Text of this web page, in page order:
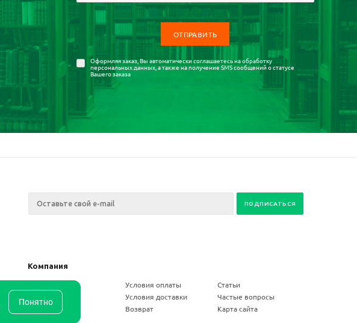
Оформляя заказ, Вы автоматически соглашаетесь наобработку
персональных данных, а также на получение SMS сообщений о статусе
Вашего заказа
Компания
Новости
Условия оплаты
Условия доставки
Возврат
Статьи
Частые вопросы
Карта сайта
Понятно